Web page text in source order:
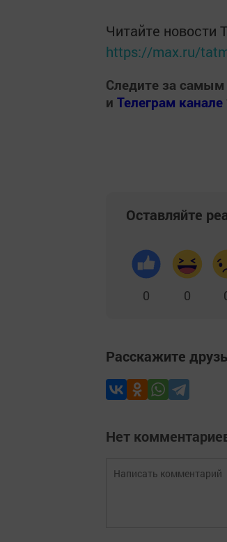
Читайте новости
https://max.ru/
Следите за
и Телеграм канале
Оставляйте
0 0
Расскажите
Нет